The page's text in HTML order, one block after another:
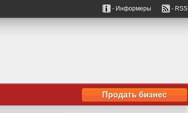
- Информеры - RSS
Продать бизнес